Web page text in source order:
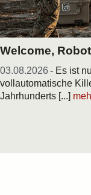
Welcome,
03.08.2026 - Es ist
vollautomatische
Jahrhunderts [...]